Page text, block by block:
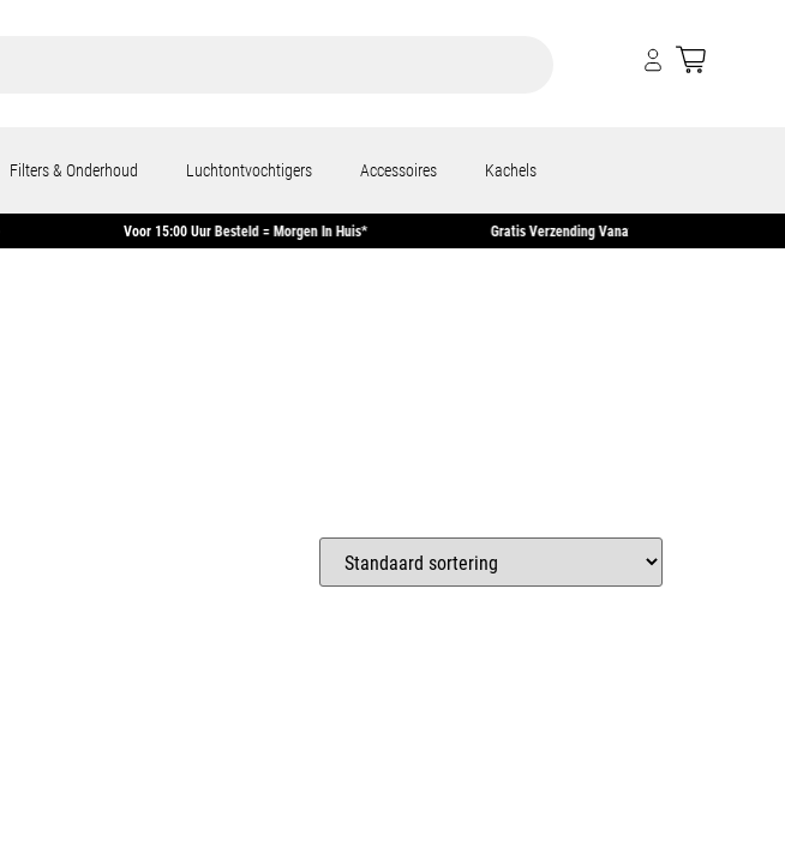
Filters & Onderhoud Luchtontvochtigers Accessoires Kachels
Garantie Voor 15:00 Uur Besteld = Morgen In Huis* Gratis Verzending Vanaf €50